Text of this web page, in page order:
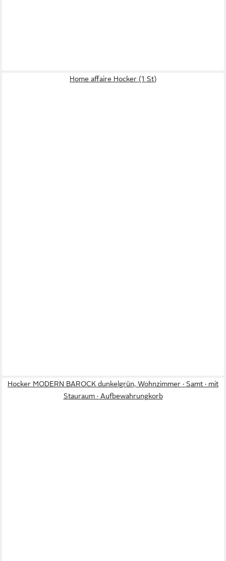
Home affaire Hocker (1 St)
Hocker MODERN BAROCK dunkelgrün, Wohnzimmer · Samt · mit
Stauraum · Aufbewahrungkorb